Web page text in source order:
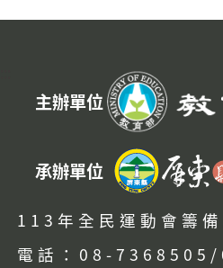
主辦單位
承辦單位
113年全民運動會籌備
電話：08-